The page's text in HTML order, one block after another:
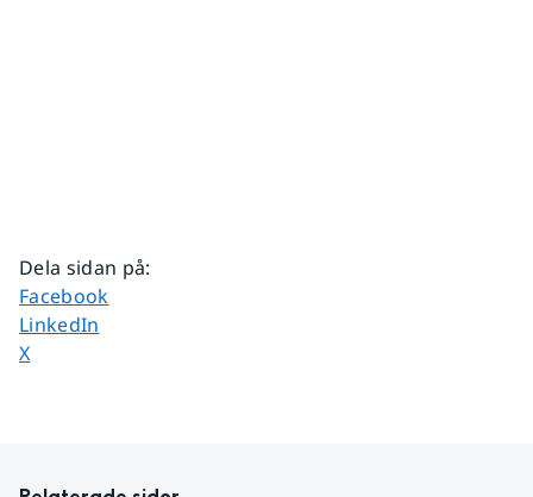
Dela sidan på:
Dela sidan på
Facebook
Dela sidan på
LinkedIn
Dela sidan på
X